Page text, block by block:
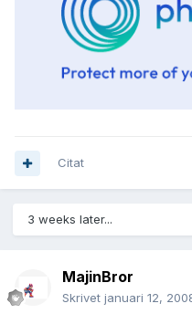
Citat
3 weeks later...
MajinBror
Skrivet januari 12,